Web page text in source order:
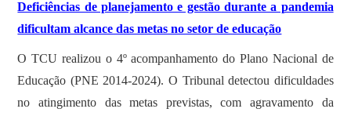
Deficiências de planejamento e gestão durante a pandemia
dificultam alcance das metas no setor de educação
O TCU realizou o 4º acompanhamento do Plano Nacional de
Educação (PNE 2014-2024). O Tribunal detectou dificuldades
no atingimento das metas previstas, com agravamento da